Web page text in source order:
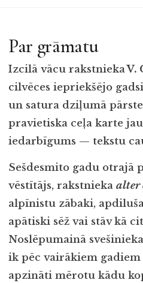
Par grāmatu
Izcilā vācu rakstniekaV.
cilvēces iepriekšējo
un satura dziļumā
pravietiska ceļa karte
iedarbīgums — tekstu
Sešdesmito gadu otrajā
vēstītājs, rakstnieka alter
alpīnistu zābaki,
apātiski sēž vai stāv kā
Noslēpumainā
ik pēc vairākiem gadiem
apzināti mērotu kādu